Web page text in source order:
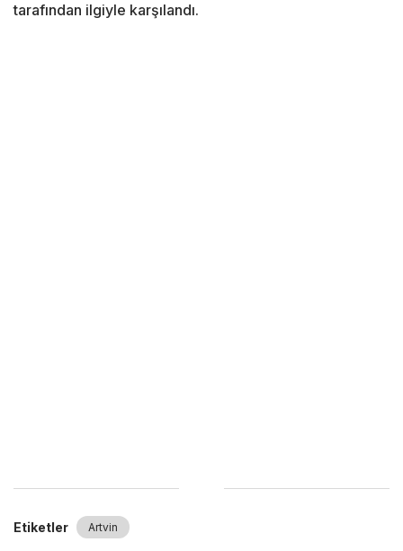
tarafından ilgiyle karşılandı.
Etiketler Artvin